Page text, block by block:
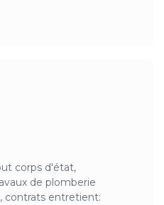
corps d'état,
de plomberie
contrats entretient: